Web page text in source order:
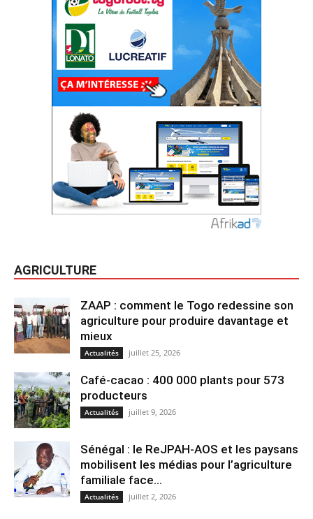
AGRICULTURE
ZAAP : comment le Togo redessine son
agriculture pour produire davantage et
mieux
Actualités juillet 25, 2026
Café-cacao : 400 000 plants pour 573
producteurs
Actualités juillet 9, 2026
Sénégal : le ReJPAH-AOS et les paysans
mobilisent les médias pour l’agriculture
familiale face...
Actualités juillet 2, 2026